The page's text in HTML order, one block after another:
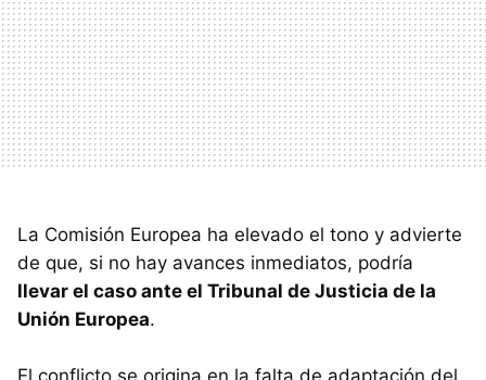
La Comisión Europea ha elevado el tono y advierte
de que, si no hay avances inmediatos, podría
llevar el caso ante el Tribunal de Justicia de la
Unión Europea.